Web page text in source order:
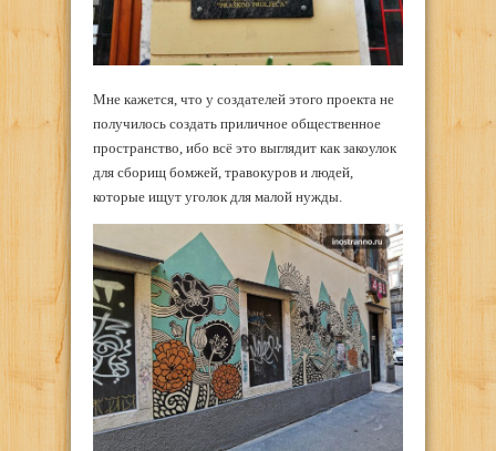
Мне кажется, что у создателей этого проекта не
получилось создать приличное общественное
пространство, ибо всё это выглядит как закоулок
для сборищ бомжей, травокуров и людей,
которые ищут уголок для малой нужды.